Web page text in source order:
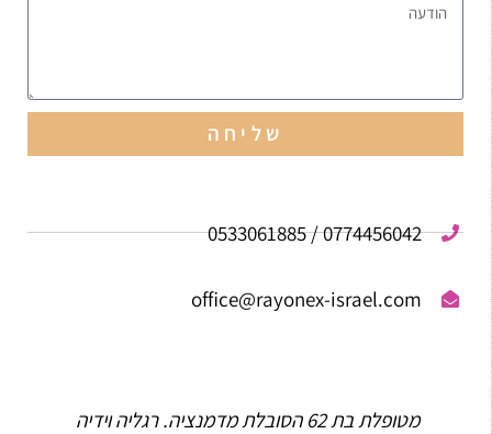
שליחה
0774456042 / 0533061885
office@rayonex-israel.com
מטופלת בת 62 הסובלת מדמנציה. רגליה וידיה